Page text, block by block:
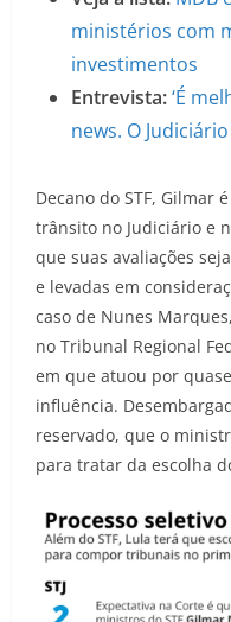
ministérios com
investimentos
Entrevista:‘É
news. O
Decano do STF, Gilmar
trânsito no Judiciário e
que suas avaliações
e levadas em
caso de Nunes
no Tribunal Regional
em que atuou por
influência.
reservado, que o
para tratar da escolha